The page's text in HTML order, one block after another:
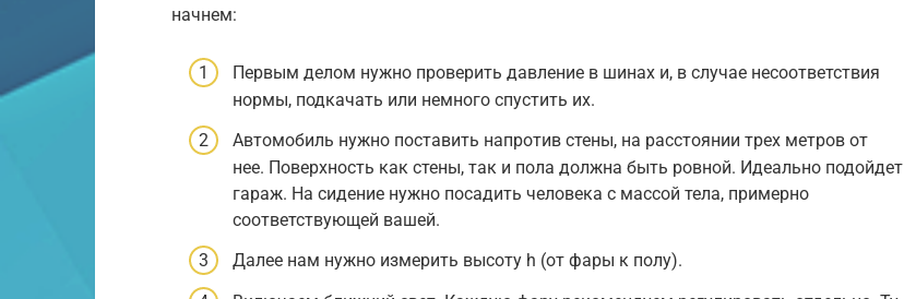
начнем:
Первым делом нужно проверить давление в шинах и, в случае несоответствия
нормы, подкачать или немного спустить их.
Автомобиль нужно поставить напротив стены, на расстоянии трех метров от
нее. Поверхность как стены, так и пола должна быть ровной. Идеально подойдет
гараж. На сидение нужно посадить человека с массой тела, примерно
соответствующей вашей.
Далее нам нужно измерить высоту h (от фары к полу).